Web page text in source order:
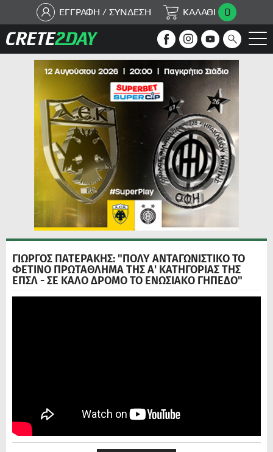
ΕΓΓΡΑΦΗ / ΣΥΝΔΕΣΗ ΚΑΛΑΘΙ 0
ΓΙΩΡΓΟΣ ΠΑΤΕΡΑΚΗΣ: "ΠΟΛΥ ΑΝΤΑΓΩΝΙΣΤΙΚΟ ΤΟ
ΦΕΤΙΝΟ ΠΡΩΤΑΘΛΗΜΑ ΤΗΣ Α' ΚΑΤΗΓΟΡΙΑΣ ΤΗΣ
ΕΠΣΛ - ΣΕ ΚΑΛΟ ΔΡΟΜΟ ΤΟ ΕΝΩΣΙΑΚΟ ΓΗΠΕΔΟ"